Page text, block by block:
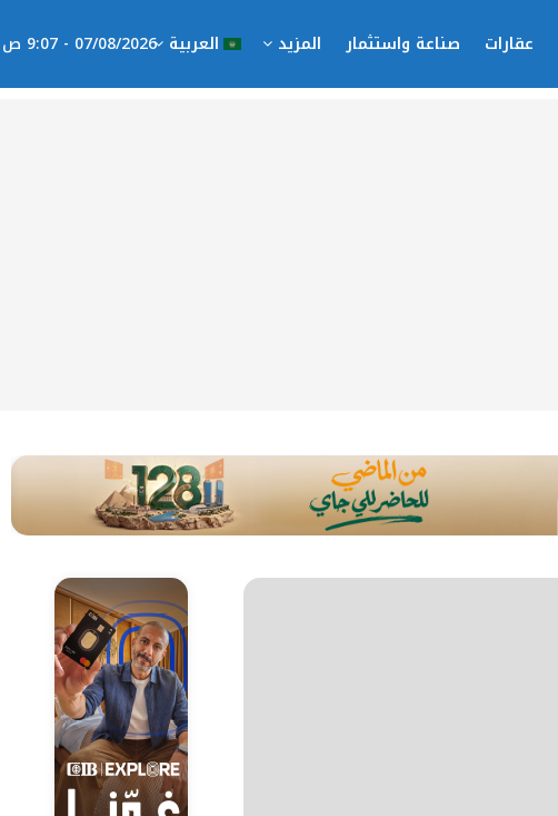
عقارات صناعة واستثمار المزيد العربية 07/08/2026 - 9:07 ص